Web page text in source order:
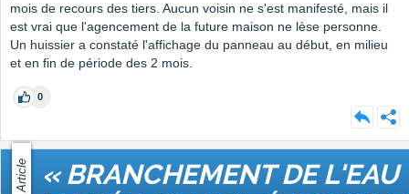
mois de recours des tiers. Aucun voisin ne s'est manifesté, mais il
est vrai que l'agencement de la future maison ne lèse personne.
Un huissier a constaté l'affichage du panneau au début, en milieu
et en fin de période des 2 mois.
0
Article « BRANCHEMENT DE L'EAU